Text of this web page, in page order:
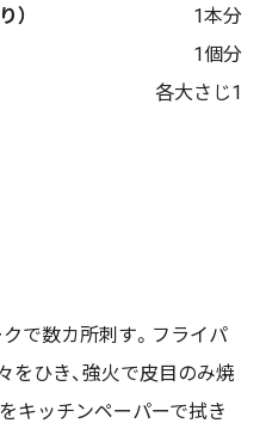
）
1本分
1個分
各大さじ1
で数カ所刺す。フライパ
をひき、強火で皮目のみ焼
キッチンペーパーで拭き